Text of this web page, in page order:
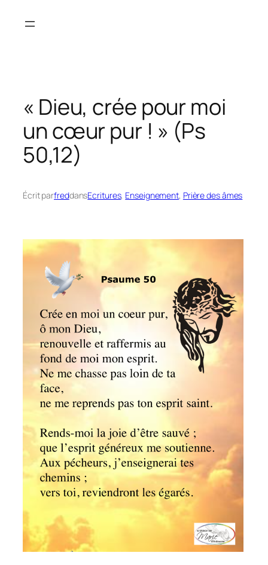
« Dieu, crée pour moi
un cœur pur ! » (Ps
50,12)
Écrit parfreddansEcritures, Enseignement, Prière des âmes